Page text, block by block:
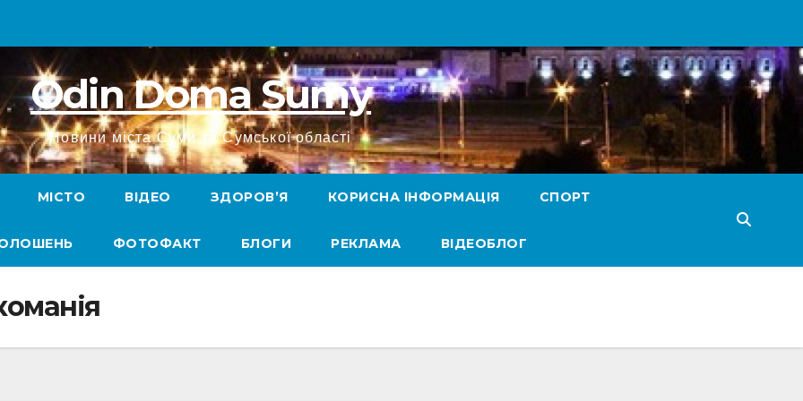
Odin Doma Sumy
Новини міста Суми та Сумської області
МІСТО ВІДЕО ЗДОРОВ’Я КОРИСНА ІНФОРМАЦІЯ СПОРТ
ФОТОФАКТ БЛОГИ РЕКЛАМА ВІДЕОБЛОГ